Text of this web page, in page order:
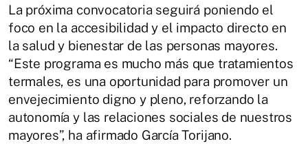
La próxima convocatoria seguirá poniendo el
foco en la accesibilidad y el impacto directo en
la salud y bienestar de las personas mayores.
“Este programa es mucho más que tratamientos
termales, es una oportunidad para promover un
envejecimiento digno y pleno, reforzando la
autonomía y las relaciones sociales de nuestros
mayores”, ha afirmado García Torijano.